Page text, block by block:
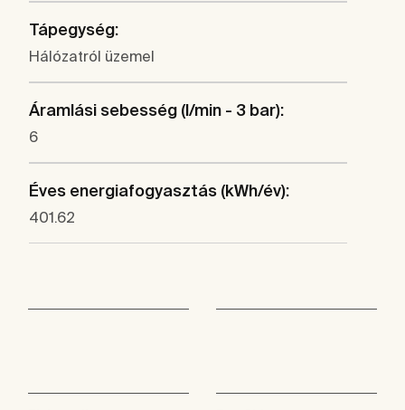
Tápegység:
Hálózatról üzemel
Áramlási sebesség (l/min - 3 bar):
6
Éves energiafogyasztás (kWh/év):
401.62